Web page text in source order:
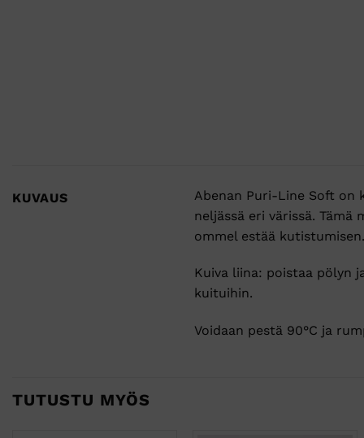
KUVAUS
Abenan Puri-Line Soft on
neljässä eri värissä.
ommel estää
Kuiva liina: poistaa pölyn
kuituihin.
Voidaan pestä 90°C ja
TUTUSTU MYÖS